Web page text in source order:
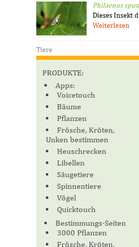
Philaenus
Dieses Insekt
Weiterlesen
Tiere
PRODUKTE:
Apps:
Voicetouch
Bäume
Pflanzen
Frösche, Kröten,
Unken bestimmen
Heuschrecken
Libellen
Säugetiere
Spinnentiere
Vögel
Quicktouch
Bestimmungs-Seiten
3000 Pflanzen
Frösche, Kröten,